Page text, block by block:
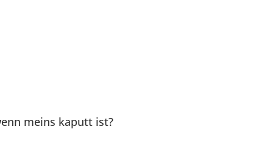
meins kaputt ist?